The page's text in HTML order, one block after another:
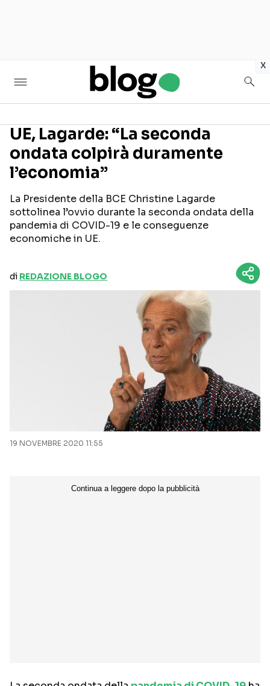
x
Seguici sui social
UE, Lagarde: “La seconda
ondata colpirà duramente
l’economia”
La Presidente della BCE Christine Lagarde
sottolinea l’ovvio durante la seconda ondata della
pandemia di COVID-19 e le conseguenze
economiche in UE.
di REDAZIONE BLOGO
19 NOVEMBRE 2020 11:55